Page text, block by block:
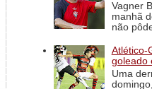
Vagner
manhã
não
Atlético-
goleado
Uma